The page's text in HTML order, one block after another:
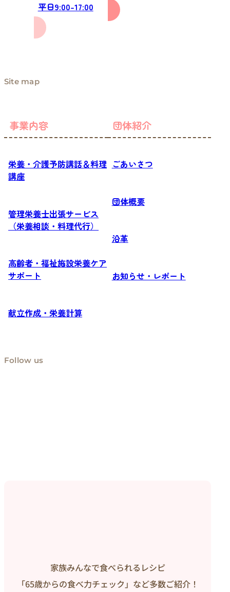
平日9:00-17:00
Site map
事業内容
栄養・介護予防講話＆料理
講座
管理栄養士出張サービス
（栄養相談・料理代行）
高齢者・福祉施設栄養ケア
サポート
献立作成・栄養計算
団体紹介
ごあいさつ
団体概要
沿革
お知らせ・レポート
Follow us
家族みんなで食べられるレシピ
「65歳からの食べ力チェック」など多数ご紹介！